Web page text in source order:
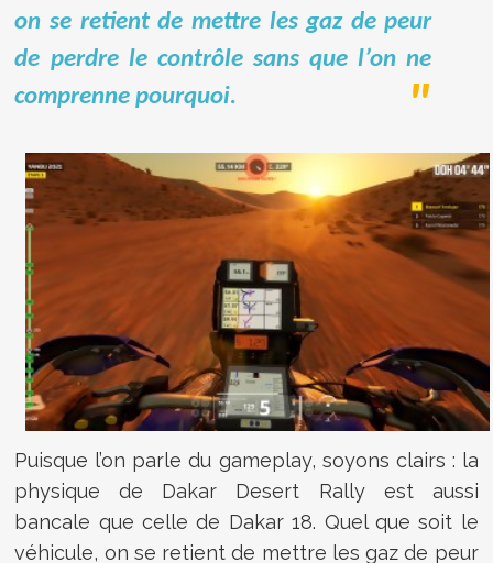
on se retient de mettre les gaz de peur
de perdre le contrôle sans que l’on ne
comprenne pourquoi.
Puisque l’on parle du gameplay, soyons clairs : la
physique de Dakar Desert Rally est aussi
bancale que celle de Dakar 18. Quel que soit le
véhicule, on se retient de mettre les gaz de peur